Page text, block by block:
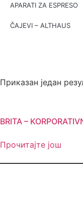
APARATI ZA ESPRESO
ČAJEVI – ALTHAUS
Приказан један
BRITA –
Прочитајте још